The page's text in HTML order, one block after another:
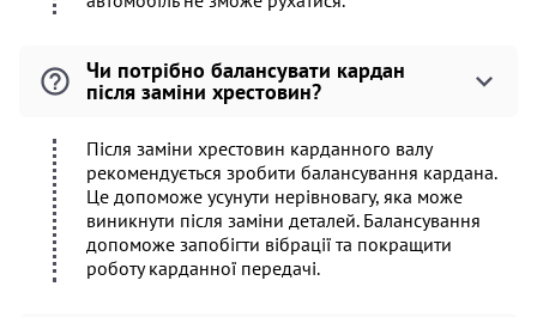
Чи потрібно балансувати кардан
після заміни хрестовин?
Після заміни хрестовин карданного валу
рекомендується зробити балансування кардана.
Це допоможе усунути нерівновагу, яка може
виникнути після заміни деталей. Балансування
допоможе запобігти вібрації та покращити
роботу карданної передачі.